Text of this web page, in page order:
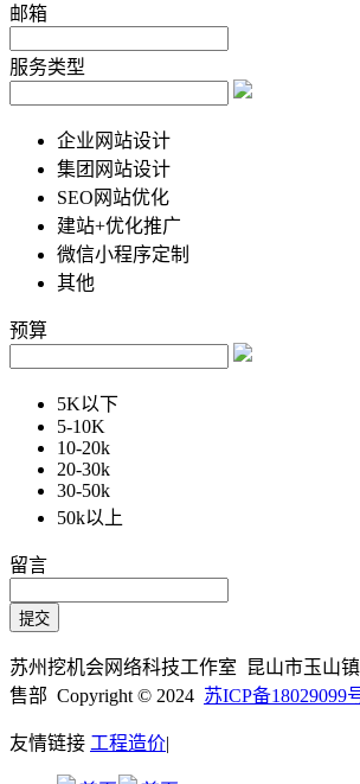
邮箱
服务类型
企业网站设计
集团网站设计
SEO网站优化
建站+优化推广
微信小程序定制
其他
预算
5K以下
5-10K
10-20k
20-30k
30-50k
50k以上
留言
苏州挖机会网络科技工作室 昆山市玉山
售部 Copyright © 2024 苏ICP备18029099
友情链接 工程造价|